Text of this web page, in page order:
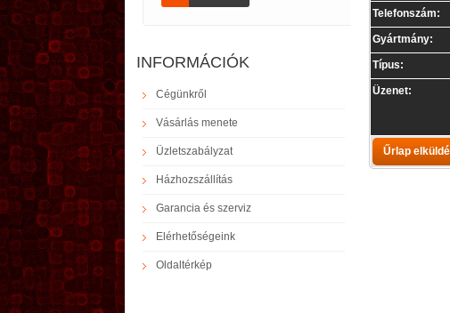
INFORMÁCIÓK
Cégünkről
Vásárlás menete
Üzletszabályzat
Házhozszállítás
Garancia és szerviz
Elérhetőségeink
Oldaltérkép
Telefonszám:
Gyártmány:
Típus:
Üzenet: